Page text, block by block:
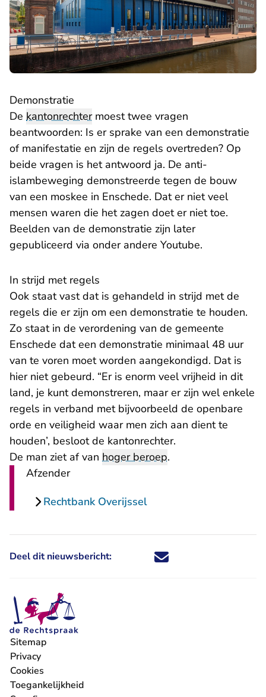
Demonstratie
De kantonrechtermoest twee vragen
beantwoorden: Is er sprake van een demonstratie
of manifestatie en zijn de regels overtreden? Op
beide vragen is het antwoord ja. De anti-
islambeweging demonstreerde tegen de bouw
van een moskee in Enschede. Dat er niet veel
mensen waren die het zagen doet er niet toe.
Beelden van de demonstratie zijn later
gepubliceerd via onder andere Youtube.
In strijd met regels
Ook staat vast dat is gehandeld in strijd met de
regels die er zijn om een demonstratie te houden.
Zo staat in de verordening van de gemeente
Enschede dat een demonstratie minimaal 48 uur
van te voren moet worden aangekondigd. Dat is
hier niet gebeurd. “Er is enorm veel vrijheid in dit
land, je kunt demonstreren, maar er zijn wel enkele
regels in verband met bijvoorbeeld de openbare
orde en veiligheid waar men zich aan dient te
houden’, besloot de kantonrechter.
De man ziet af van hoger beroep.
Afzender
Rechtbank Overijssel
Deel dit nieuwsbericht: Deel dit nieuwsbericht via X -
Deel dit nieuwsbericht via
Deel dit nieuwsbericht
Deel dit
Sitemap
Privacy
Cookies
Toegankelijkheid